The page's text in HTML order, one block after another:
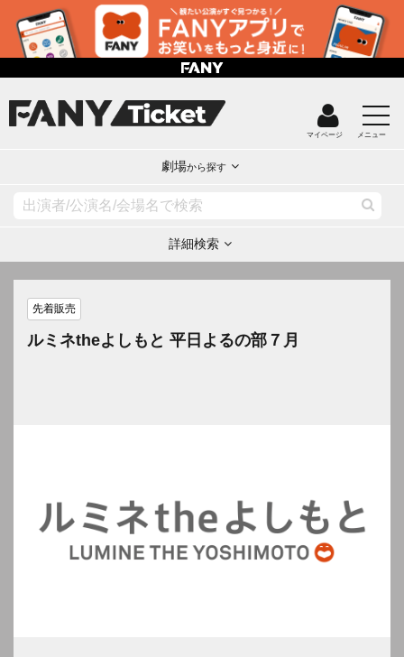
マイページ メニュー
劇場から探す
詳細検索
先着販売
ルミネtheよしもと 平日よるの部７月